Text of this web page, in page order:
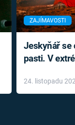
ZAJÍMAVOSTI
Jeskyňář se
pasti. V
24. listopadu